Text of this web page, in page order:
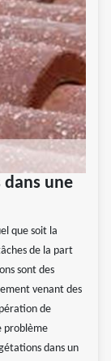
dans une
que soit la
de la part
sont des
venant des
de
problème
dans un